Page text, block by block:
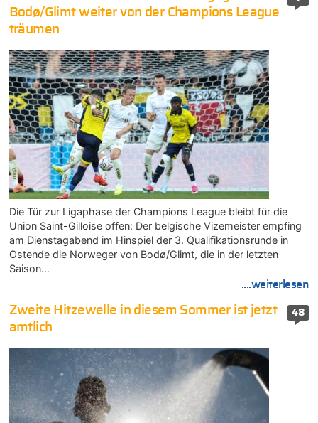
Bodø/Glimt weiter von der Champions League
träumen
Die Tür zur Ligaphase der Champions League bleibt für die
Union Saint-Gilloise offen: Der belgische Vizemeister empfing
am Dienstagabend im Hinspiel der 3. Qualifikationsrunde in
Ostende die Norweger von Bodø/Glimt, die in der letzten
Saison…
....weiterlesen
48
Zweite Hitzewelle in diesem Sommer ist jetzt
amtlich